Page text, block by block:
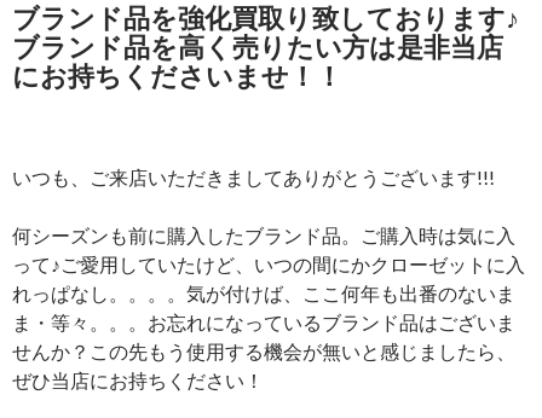
ブランド品を強化買取り致しております♪
ブランド品を高く売りたい方は是非当店
にお持ちくださいませ！！
いつも、ご来店いただきましてありがとうございます!!!
何シーズンも前に購入したブランド品。ご購入時は気に入
って♪ご愛用していたけど、いつの間にかクローゼットに入
れっぱなし。。。。気が付けば、ここ何年も出番のないま
ま・等々。。。お忘れになっているブランド品はございま
せんか？この先もう使用する機会が無いと感じましたら、
ぜひ当店にお持ちください！